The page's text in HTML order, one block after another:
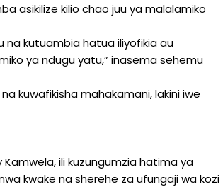
asikilize kilio chao juu ya malalamiko
na kutuambia hatua iliyofikia au
ya ndugu yatu,” inasema sehemu
kuwafikisha mahakamani, lakini iwe
ili kuzungumzia hatima ya
kwake na sherehe za ufungaji wa kozi